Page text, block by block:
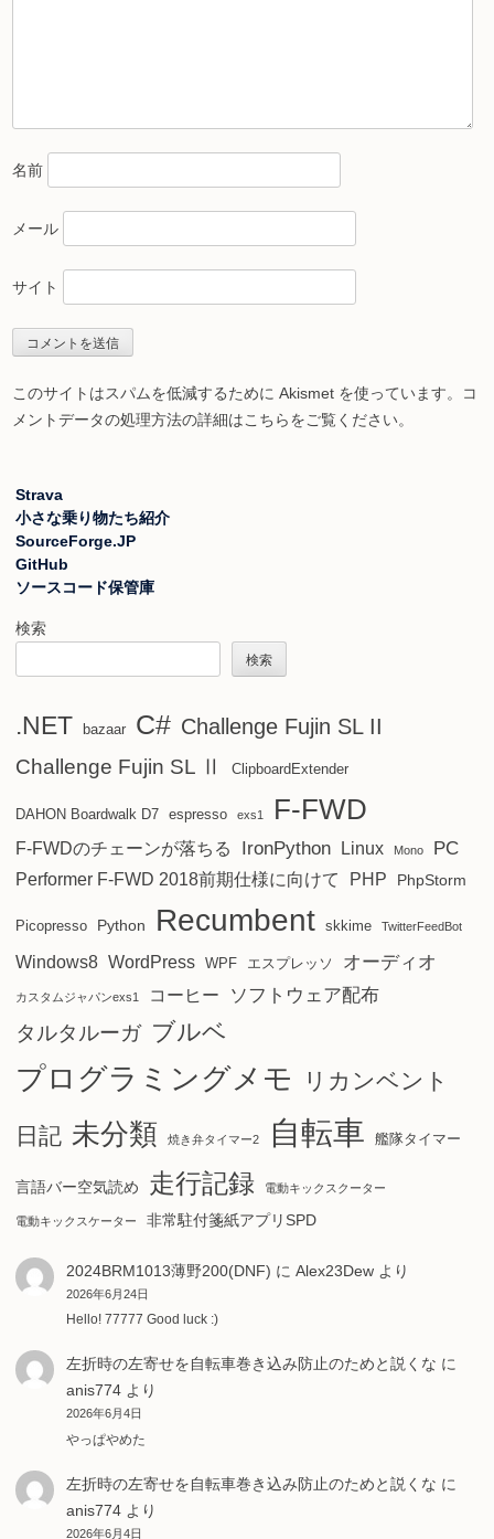
名前
メール
サイト
このサイトはスパムを低減するために Akismet を使っています。
コ
メントデータの処理方法の詳細はこちらをご覧ください。
Strava
小さな乗り物たち紹介
SourceForge.JP
GitHub
ソースコード保管庫
検索
検索
.NET bazaar C# Challenge Fujin SL II
Challenge Fujin SL Ⅱ ClipboardExtender
DAHON Boardwalk D7 espresso exs1 F-FWD
F-FWDのチェーンが落ちる IronPython Linux Mono PC
Performer F-FWD 2018前期仕様に向けて PHP PhpStorm
Picopresso Python Recumbent skkime TwitterFeedBot
Windows8 WordPress WPF エスプレッソ オーディオ
カスタムジャパンexs1 コーヒー ソフトウェア配布
タルタルーガ ブルベ
プログラミングメモ リカンベント
日記 未分類 焼き弁タイマー2 自転車 艦隊タイマー
言語バー空気読め 走行記録 電動キックスクーター
電動キックスケーター 非常駐付箋紙アプリSPD
2024BRM1013薄野200(DNF) に Alex23Dewより
2026年6月24日
Hello! 77777 Good luck :)
左折時の左寄せを自転車巻き込み防止のためと説くな に
anis774より
2026年6月4日
やっぱやめた
左折時の左寄せを自転車巻き込み防止のためと説くな に
anis774より
2026年6月4日